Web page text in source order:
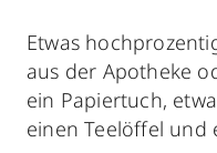
Etwas
aus der Apotheke
ein Papiertuch,
einen Teelöffel und